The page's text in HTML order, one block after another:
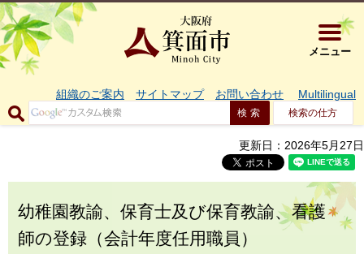
大阪府箕
メニュー
組織のご案内 サイトマップ お問い合わせ Multilingual
検索の仕方
更新日：2026年5月27日
幼稚園教諭、保育士及び保育教諭、看護
師の登録（会計年度任用職員）